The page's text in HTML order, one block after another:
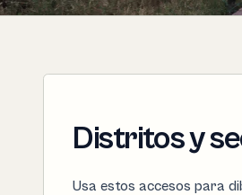
Distritos y
Usa estos accesos para